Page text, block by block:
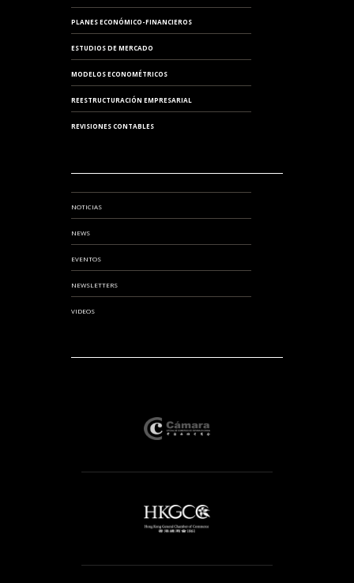
PLANES ECONÓMICO-FINANCIEROS
ESTUDIOS DE MERCADO
MODELOS ECONOMÉTRICOS
REESTRUCTURACIÓN EMPRESARIAL
REVISIONES CONTABLES
NOTICIAS
NEWS
EVENTOS
NEWSLETTERS
VIDEOS